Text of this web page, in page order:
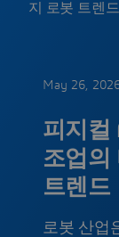
지 로봇 트렌드
May 26,
피지컬
조업의
트렌드
로봇 산업